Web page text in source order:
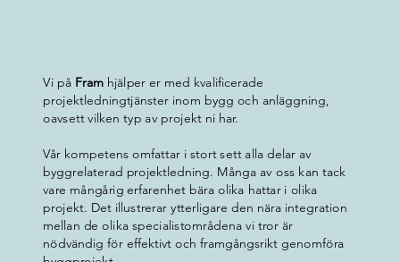
Vi på Fram hjälper er med kvalificerade
projektledningtjänster inom bygg och anläggning,
oavsett vilken typ av projekt ni har.
Vår kompetens omfattar i stort sett alla delar av
byggrelaterad projektledning. Många av oss kan tack
vare mångårig erfarenhet bära olika hattar i olika
projekt. Det illustrerar ytterligare den nära integration
mellan de olika specialistområdena vi tror är
nödvändig för effektivt och framgångsrikt genomföra